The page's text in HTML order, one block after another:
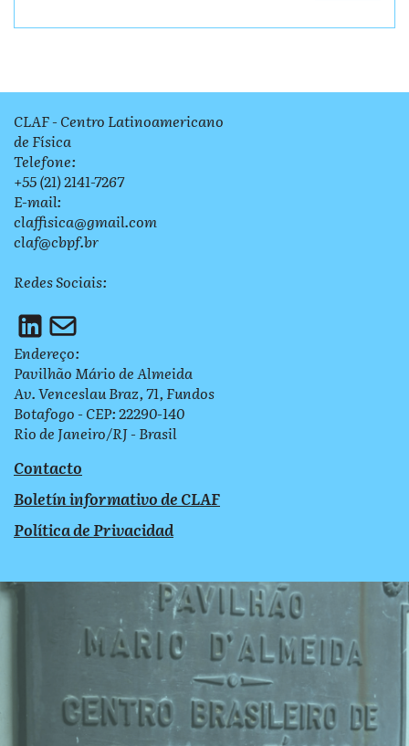
CLAF - Centro Latinoamericano
de Física
Telefone:
+55 (21) 2141-7267
E-mail:
claffisica@gmail.com
claf@cbpf.br
Redes Sociais:
Endereço:
Pavilhão Mário de Almeida
Av. Venceslau Braz, 71, Fundos
Botafogo - CEP: 22290-140
Rio de Janeiro/RJ - Brasil
Contacto
Boletín informativo de CLAF
Política de Privacidad